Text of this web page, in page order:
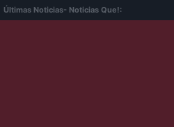
Últimas Noticias- Noticias Que!: